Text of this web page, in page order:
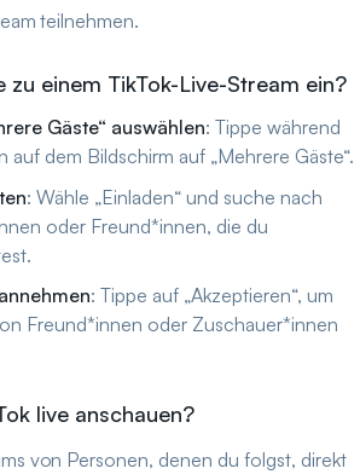
teilnehmen.
zu einem TikTok-Live-Stream ein?
Gäste“ auswählen: Tippe während
auf dem Bildschirm auf „Mehrere Gäste“.
: Wähle „Einladen“ und suche nach
oder Freund*innen, die du
: Tippe auf „Akzeptieren“, um
Freund*innen oder Zuschauer*innen
live anschauen?
von Personen, denen du folgst, direkt